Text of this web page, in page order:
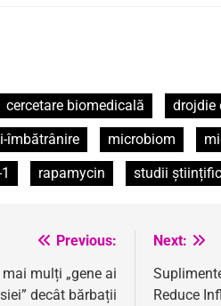
cercetare biomedicală drojdie
îmbătrânire microbiom
rapamycin studii
Previous:
mulți „gene ai
decât bărbații
Next:
Reduce